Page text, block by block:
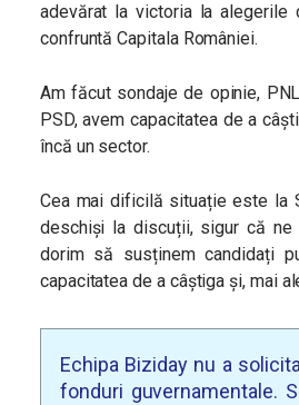
adevărat la victoria la
confruntă Capitala României.
Am făcut sondaje de opinie,
PSD, avem capacitatea de a
încă un sector.
Cea mai dificilă situație este la
deschiși la discuții, sigur că
dorim să susținem candidați
capacitatea de a câștiga și, mai
Echipa Biziday nu a
fonduri guvernamentale.